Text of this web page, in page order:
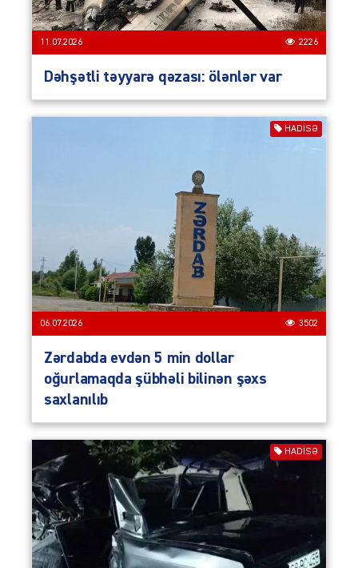
11.07.2026 2226
Dəhşətli təyyarə qəzası: ölənlər var
HADISƏ
06.07.2026 3502
Zərdabda evdən 5 min dollar
oğurlamaqda şübhəli bilinən şəxs
saxlanılıb
HADISƏ